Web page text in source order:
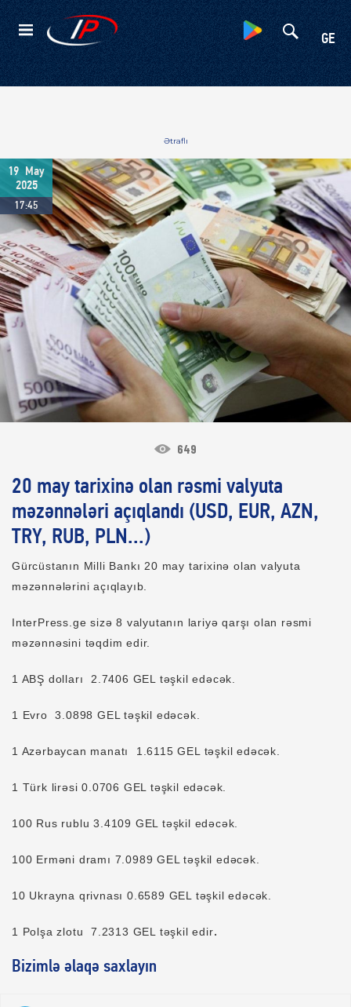
GE
Kateqoriyalar
Ətraflı
19
May
2025
17:45
649
20 may tarixinə olan rəsmi valyuta
məzənnələri açıqlandı (USD, EUR, AZN,
TRY, RUB, PLN...)
Gürcüstanın Milli Bankı 20 may tarixinə olan valyuta
məzənnələrini açıqlayıb.
InterPress.ge sizə 8 valyutanın lariyə qarşı olan rəsmi
məzənnəsini təqdim edir.
1 ABŞ dolları 2.7406 GEL təşkil edəcək.
1 Evro 3.0898 GEL təşkil edəcək.
1 Azərbaycan manatı 1.6115 GEL təşkil edəcək.
1 Türk lirəsi 0.0706 GEL təşkil edəcək.
100 Rus rublu 3.4109 GEL təşkil edəcək.
100 Erməni dramı 7.0989 GEL təşkil edəcək.
10 Ukrayna qrivnası 0.6589 GEL təşkil edəcək.
1 Polşa zlotu 7.2313 GEL təşkil edir.
Bizimlə əlaqə saxlayın